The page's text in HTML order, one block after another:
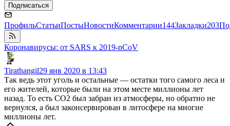
Подписаться
ПрофильСтатьиПостыНовостиКомментарии144Закладки203
Коронавирусы: от SARS к 2019-nCoV
Tirathangil29 янв 2020 в 13:43
Так ведь этот уголь и остальные — остатки того самого леса и
его жителей, которые были на этом месте миллионы лет
назад. То есть CO2 был забран из атмосферы, но обратно не
вернулся, а был законсервирован в литосфере на многие
миллионы лет.